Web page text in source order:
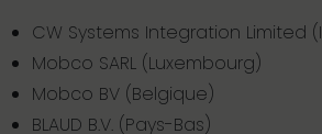
CW Systems Integration Limited
Mobco SARL (Luxembourg)
Mobco BV (Belgique)
BLAUD B.V. (Pays-Bas)